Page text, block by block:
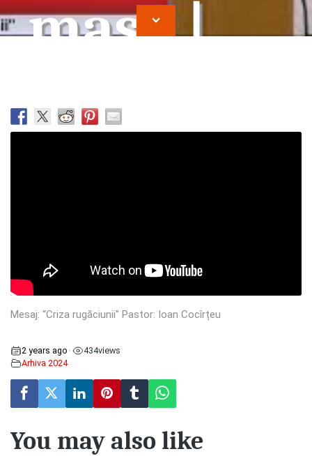
masa |
Ioan
Mesaj: “Criza rugăciunii” Pastor: Ioan Cocîrțeu
2 years ago • 434views
Arhiva 2024
You may also like